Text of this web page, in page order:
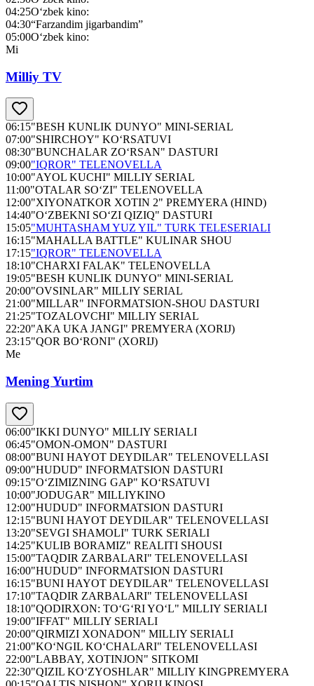
04:25O‘zbek kino:
04:30“Farzandim jigarbandim”
05:00O‘zbek kino:
Mi
Milliy TV
06:15"BESH KUNLIK DUNYO" MINI-SERIAL
07:00"SHIRCHOY" KO‘RSATUVI
08:30"BUNCHALAR ZO‘RSAN" DASTURI
09:00"IQROR" TELENOVELLA
10:00"AYOL KUCHI" MILLIY SERIAL
11:00"OTALAR SO‘ZI" TELENOVELLA
12:00"XIYONATKOR XOTIN 2" PREMYERA (HIND)
14:40"O‘ZBEKNI SO‘ZI QIZIQ" DASTURI
15:05"MUHTASHAM YUZ YIL" TURK TELESERIALI
16:15"MAHALLA BATTLE" KULINAR SHOU
17:15"IQROR" TELENOVELLA
18:10"CHARXI FALAK" TELENOVELLA
19:05"BESH KUNLIK DUNYO" MINI-SERIAL
20:00"OVSINLAR" MILLIY SERIAL
21:00"MILLAR" INFORMATSION-SHOU DASTURI
21:25"TOZALOVCHI" MILLIY SERIAL
22:20"AKA UKA JANGI" PREMYERA (XORIJ)
23:15"QOR BO‘RONI" (XORIJ)
Me
Mening Yurtim
06:00"IKKI DUNYO" MILLIY SERIALI
06:45"OMON-OMON" DASTURI
08:00"BUNI HAYOT DEYDILAR" TELENOVELLASI
09:00"HUDUD" INFORMATSION DASTURI
09:15"O‘ZIMIZNING GAP" KO‘RSATUVI
10:00"JODUGAR" MILLIYKINO
12:00"HUDUD" INFORMATSION DASTURI
12:15"BUNI HAYOT DEYDILAR" TELENOVELLASI
13:20"SEVGI SHAMOLI" TURK SERIALI
14:25"KULIB BORAMIZ" REALITI SHOUSI
15:00"TAQDIR ZARBALARI" TELENOVELLASI
16:00"HUDUD" INFORMATSION DASTURI
16:15"BUNI HAYOT DEYDILAR" TELENOVELLASI
17:10"TAQDIR ZARBALARI" TELENOVELLASI
18:10"QODIRXON: TO‘G‘RI YO‘L" MILLIY SERIALI
19:00"IFFAT" MILLIY SERIALI
20:00"QIRMIZI XONADON" MILLIY SERIALI
21:00"KO‘NGIL KO‘CHALARI" TELENOVELLASI
22:00"LABBAY, XOTINJON" SITKOMI
22:30"QIZIL KO‘ZYOSHLAR" MILLIY KINGPREMYERA